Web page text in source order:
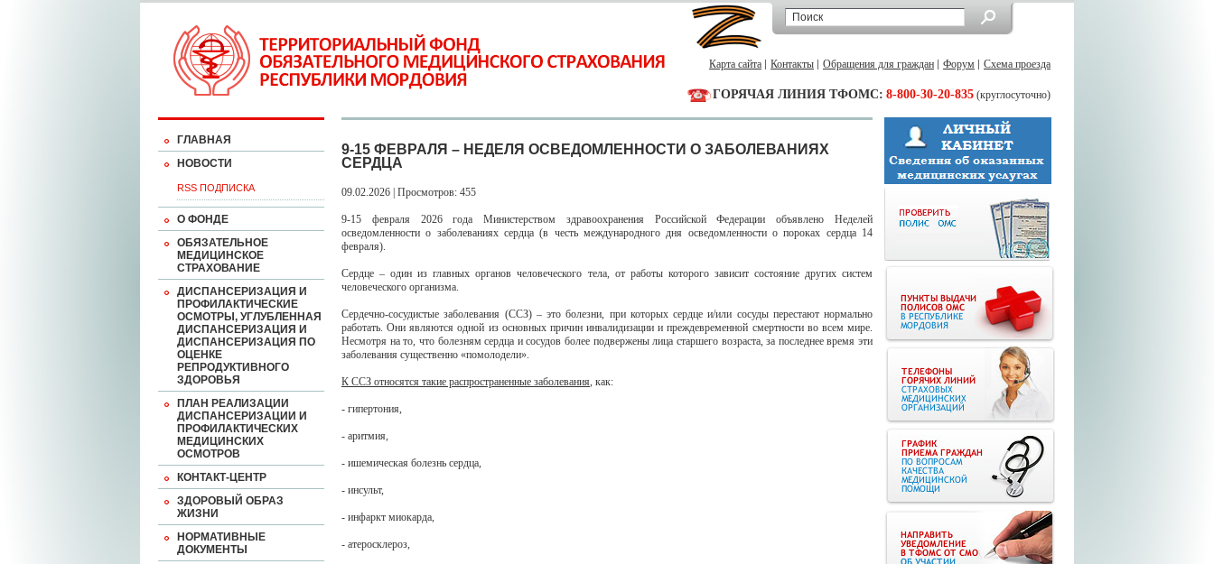
Карта сайта Контакты Обращения для граждан Форум Схема проезда
ГОРЯЧАЯ ЛИНИЯ ТФОМС: 8-800-30-20-835 (круглосуточно)
ГЛАВНАЯ
НОВОСТИ
RSS ПОДПИСКА
О ФОНДЕ
ОБЯЗАТЕЛЬНОЕ
МЕДИЦИНСКОЕ
СТРАХОВАНИЕ
ДИСПАНСЕРИЗАЦИЯ И
ПРОФИЛАКТИЧЕСКИЕ
ОСМОТРЫ, УГЛУБЛЕННАЯ
ДИСПАНСЕРИЗАЦИЯ И
ДИСПАНСЕРИЗАЦИЯ ПО
ОЦЕНКЕ
РЕПРОДУКТИВНОГО
ЗДОРОВЬЯ
ПЛАН РЕАЛИЗАЦИИ
ДИСПАНСЕРИЗАЦИИ И
ПРОФИЛАКТИЧЕСКИХ
МЕДИЦИНСКИХ
ОСМОТРОВ
КОНТАКТ-ЦЕНТР
ЗДОРОВЫЙ ОБРАЗ
ЖИЗНИ
НОРМАТИВНЫЕ
ДОКУМЕНТЫ
9-15 ФЕВРАЛЯ – НЕДЕЛЯ ОСВЕДОМЛЕННОСТИ О ЗАБОЛЕВАНИЯХ
СЕРДЦА
09.02.2026 | Просмотров: 455
9-15 февраля 2026 года Министерством здравоохранения Российской Федерации объявлено Неделей
осведомленности о заболеваниях сердца (в честь международного дня осведомленности о пороках сердца 14
февраля).
Сердце – один из главных органов человеческого тела, от работы которого зависит состояние других систем
человеческого организма.
Сердечно-сосудистые заболевания (ССЗ) – это болезни, при которых сердце и/или сосуды перестают нормально
работать. Они являются одной из основных причин инвалидизации и преждевременной смертности во всем мире.
Несмотря на то, что болезням сердца и сосудов более подвержены лица старшего возраста, за последнее время эти
заболевания существенно «помолодели».
К ССЗ относятся такие распространенные заболевания, как:
- гипертония,
- аритмия,
- ишемическая болезнь сердца,
- инсульт,
- инфаркт миокарда,
- атеросклероз,